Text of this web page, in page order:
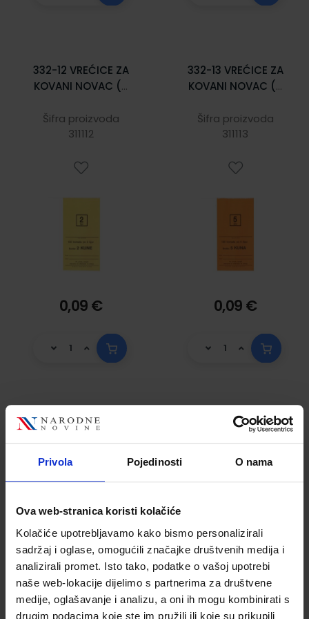
Privola Pojedinosti O nama
Ova web-stranica koristi kolačiće
Kolačiće upotrebljavamo kako bismo personalizirali
sadržaj i oglase, omogućili značajke društvenih medija i
analizirali promet. Isto tako, podatke o vašoj upotrebi
naše web-lokacije dijelimo s partnerima za društvene
medije, oglašavanje i analizu, a oni ih mogu kombinirati s
drugim podacima koje ste im pružili ili koje su prikupili
332-12 VREĆICE ZA
KOVANI NOVAC (2
11,5 x 19,5 x 1,5 cm
Šifra proizvoda
311112
0,09 €
332-13 VREĆICE ZA
KOVANI NOVAC (5
11,5 x 19,5 x 1,5 cm
Šifra proizvoda
311113
0,09 €
332-14 VREĆICE ZA
KOVANI NOVAC (10
LIPA - LP); Vrećica,
332-15 VREĆICE ZA
KOVANI NOVAC
(20 LIPA - LP);